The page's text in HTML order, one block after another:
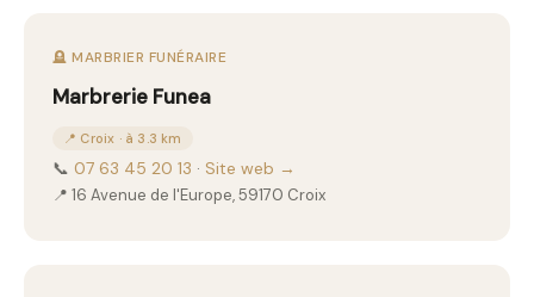
🪦 MARBRIER FUNÉRAIRE
Marbrerie Funea
📍 Croix · à 3.3 km
📞 07 63 45 20 13 · Site web →
📍 16 Avenue de l'Europe, 59170 Croix